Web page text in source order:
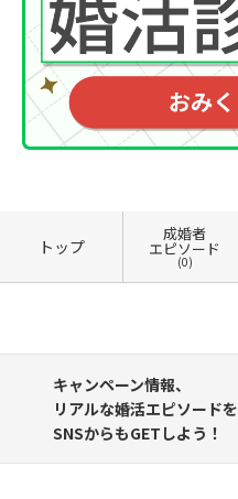
トップ
成婚者
エピソード
(0)
キャンペーン情報、
リアルな婚活エピソードを
SNSからもGETしよう！